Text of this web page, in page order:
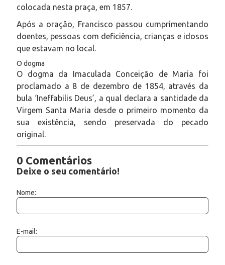
colocada nesta praça, em 1857.
Após a oração, Francisco passou cumprimentando
doentes, pessoas com deficiência, crianças e idosos
que estavam no local.
O dogma
O dogma da Imaculada Conceição de Maria foi
proclamado a 8 de dezembro de 1854, através da
bula ‘Ineffabilis Deus’, a qual declara a santidade da
Virgem Santa Maria desde o primeiro momento da
sua existência, sendo preservada do pecado
original.
0 Comentários
Deixe o seu comentário!
Nome:
E-mail: